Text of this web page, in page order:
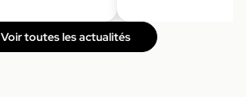
Voir toutes les actualités